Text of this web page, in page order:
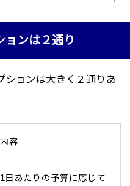
ョンは２通り
ションは大きく２通りあ
内容
1日あたりの予算に応じて